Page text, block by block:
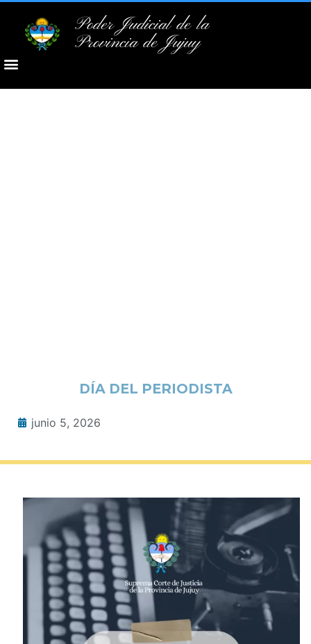
Poder Judicial de la
Provincia de Jujuy
DÍA DEL PERIODISTA
junio 5, 2026